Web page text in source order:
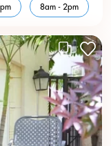
8am - 2pm